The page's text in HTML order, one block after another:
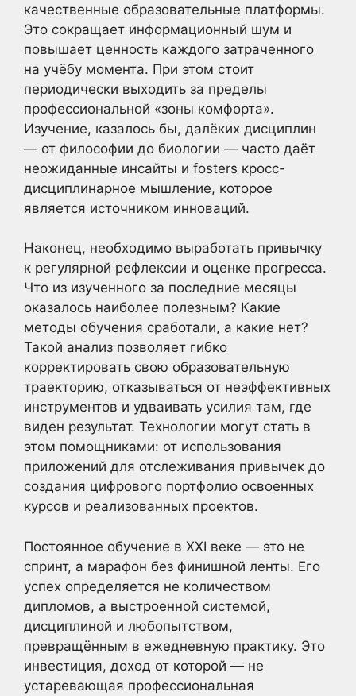
качественные образовательные платформы.
Это сокращает информационный шум и
повышает ценность каждого затраченного
на учёбу момента. При этом стоит
периодически выходить за пределы
профессиональной «зоны комфорта».
Изучение, казалось бы, далёких дисциплин
— от философии до биологии — часто даёт
неожиданные инсайты и fosters кросс-
дисциплинарное мышление, которое
является источником инноваций.
Наконец, необходимо выработать привычку
к регулярной рефлексии и оценке прогресса.
Что из изученного за последние месяцы
оказалось наиболее полезным? Какие
методы обучения сработали, а какие нет?
Такой анализ позволяет гибко
корректировать свою образовательную
траекторию, отказываться от неэффективных
инструментов и удваивать усилия там, где
виден результат. Технологии могут стать в
этом помощниками: от использования
приложений для отслеживания привычек до
создания цифрового портфолио освоенных
курсов и реализованных проектов.
Постоянное обучение в XXI веке — это не
спринт, а марафон без финишной ленты. Его
успех определяется не количеством
дипломов, а выстроенной системой,
дисциплиной и любопытством,
превращённым в ежедневную практику. Это
инвестиция, доход от которой — не
устаревающая профессиональная